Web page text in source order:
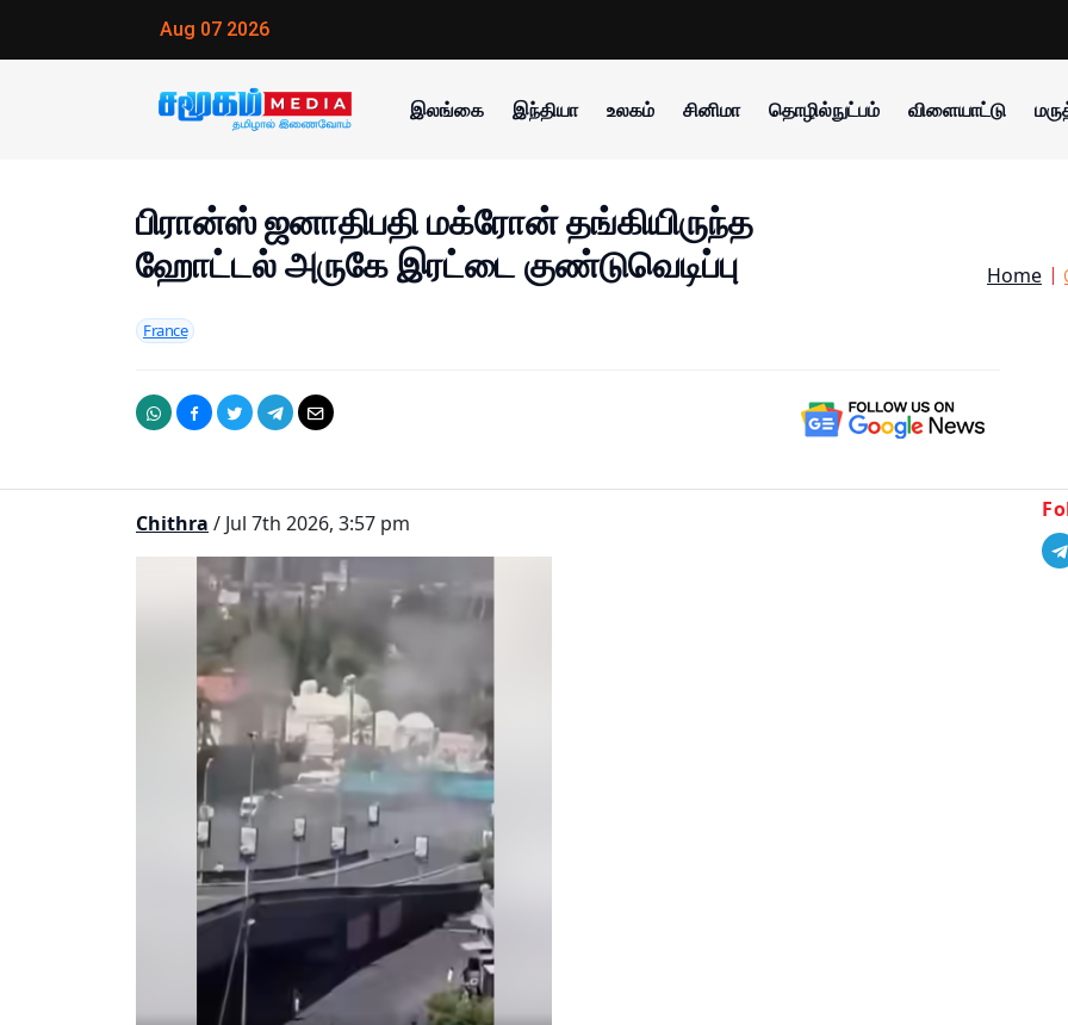
Aug 07 2026
இலங்கை இந்தியா உலகம் சினிமா தொழில்நுட்பம் விளையாட்டு
பிரான்ஸ் ஜனாதிபதி மக்ரோன் தங்கியிருந்த
ஹோட்டல் அருகே இரட்டை குண்டுவெடிப்பு
France
Home
Chithra / Jul 7th 2026, 3:57 pm